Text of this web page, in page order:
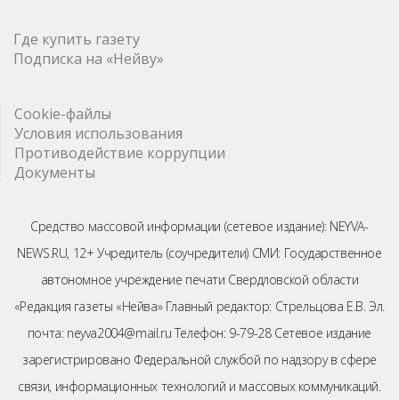
Где купить газету
Подписка на «Нейву»
Cookie-файлы
Условия использования
Противодействие коррупции
Документы
Средство массовой информации (сетевое издание): NEYVA-
NEWS.RU, 12+ Учредитель (соучредители) СМИ: Государственное
автономное учреждение печати Свердловской области
«Редакция газеты «Нейва» Главный редактор: Стрельцова Е.В. Эл.
почта: neyva2004@mail.ru Телефон: 9-79-28 Сетевое издание
зарегистрировано Федеральной службой по надзору в сфере
связи, информационных технологий и массовых коммуникаций.